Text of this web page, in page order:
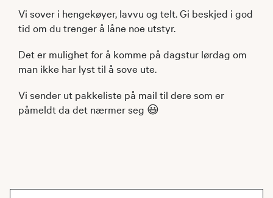
Vi sover i hengekøyer, lavvu og telt. Gi beskjed i god
tid om du trenger å låne noe utstyr.
Det er mulighet for å komme på dagstur lørdag om
man ikke har lyst til å sove ute.
Vi sender ut pakkeliste på mail til dere som er
påmeldt da det nærmer seg 😃